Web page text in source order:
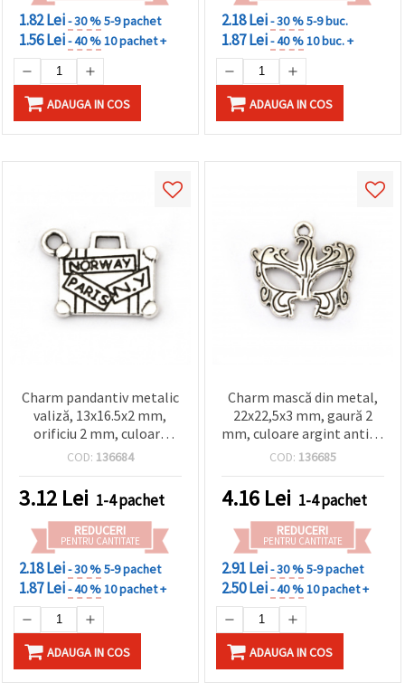
1.82 Lei- 30 %5-9 pachet
1.56 Lei- 40 %10 pachet +
ADAUGA IN COS
2.18 Lei- 30 %5-9 buc.
1.87 Lei- 40 %10 buc. +
ADAUGA IN COS
Charm pandantiv metalic
valiză, 13x16.5x2 mm,
orificiu 2 mm, culoare
argint antichizat - set 10
COD: 136684
3.12 Lei 1-4 pachet
REDUCERI
PENTRU CANTITATE
2.18 Lei- 30 %5-9 pachet
1.87 Lei- 40 %10 pachet +
ADAUGA IN COS
Charm mască din metal,
22x22,5x3 mm, gaură 2
mm, culoare argint antic -
10 bucăți
COD: 136685
4.16 Lei 1-4 pachet
REDUCERI
PENTRU CANTITATE
2.91 Lei- 30 %5-9 pachet
2.50 Lei- 40 %10 pachet +
ADAUGA IN COS